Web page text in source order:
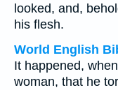
looked, and,
his flesh.
World English
It happened,
woman, that he